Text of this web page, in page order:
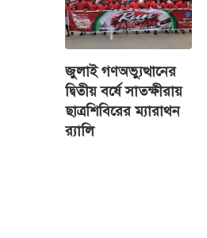
জুলাই গণঅভ্যুত্থানের
দ্বিতীয় বর্ষে সাতক্ষীরায়
ছাত্রশিবিরের ম্যারাথন
র‌্যালি